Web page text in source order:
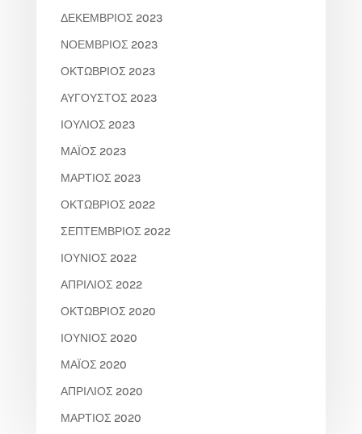
ΔΕΚΈΜΒΡΙΟΣ 2023
ΝΟΈΜΒΡΙΟΣ 2023
ΟΚΤΏΒΡΙΟΣ 2023
ΑΎΓΟΥΣΤΟΣ 2023
ΙΟΎΛΙΟΣ 2023
ΜΆΙΟΣ 2023
ΜΆΡΤΙΟΣ 2023
ΟΚΤΏΒΡΙΟΣ 2022
ΣΕΠΤΈΜΒΡΙΟΣ 2022
ΙΟΎΝΙΟΣ 2022
ΑΠΡΊΛΙΟΣ 2022
ΟΚΤΏΒΡΙΟΣ 2020
ΙΟΎΝΙΟΣ 2020
ΜΆΙΟΣ 2020
ΑΠΡΊΛΙΟΣ 2020
ΜΆΡΤΙΟΣ 2020